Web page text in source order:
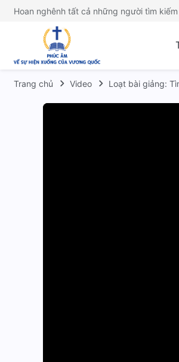
Hoan nghênh tất cả những người tìm
Trang chủ Video Loạt bài giảng: